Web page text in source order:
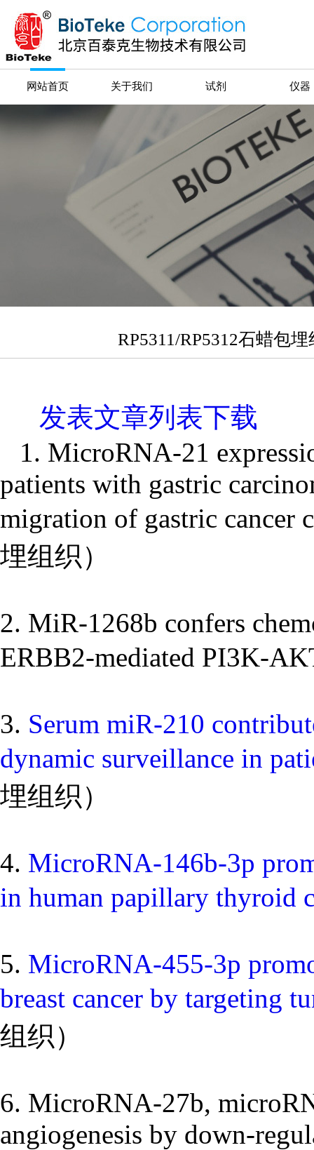
网站首页 关于我们 试剂 仪器
RP5311/RP5312石蜡包
发表文章列表下载
1. MicroRNA‑21
patients with gastric
migration of gastric
埋组织）
2. MiR-1268b confers
ERBB2-mediated PI3K-
3. Serum miR-210
dynamic surveillance in
埋组织）
4. MicroRNA-146b-3p
in human papillary thyroid
5. MicroRNA-455-3p
breast cancer by targeting
组织）
6. MicroRNA-27b,
angiogenesis by down-